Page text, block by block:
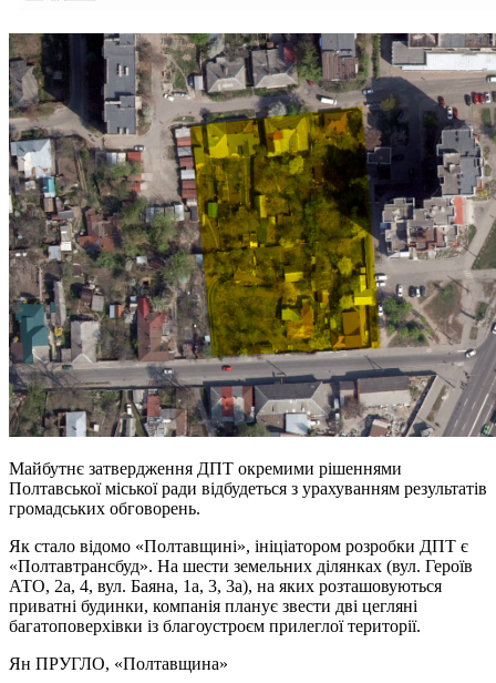
Майбутнє затвердження ДПТ окремими рішеннями
Полтавської міської ради відбудеться з урахуванням результатів
громадських обговорень.
Як стало відомо «Полтавщині», ініціатором розробки ДПТ є
«Полтавтрансбуд». На шести земельних ділянках (вул. Героїв
АТО, 2а, 4, вул. Баяна, 1а, 3, 3а), на яких розташовуються
приватні будинки, компанія планує звести дві цегляні
багатоповерхівки із благоустроєм прилеглої території.
Ян ПРУГЛО, «Полтавщина»